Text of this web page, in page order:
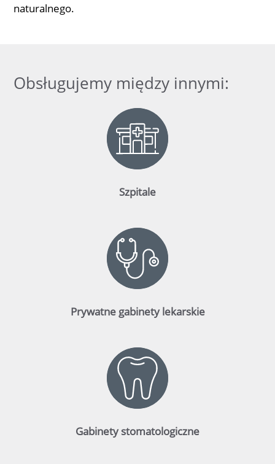
naturalnego.
Obsługujemy między innymi:
Szpitale
Prywatne gabinety lekarskie
Gabinety stomatologiczne